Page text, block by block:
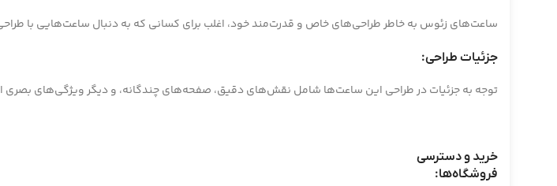
ساعت‌های زئوس به خاطر طراحی‌های خاص و قدرت‌مند خود، اغلب برای کسانی که به دنبال ساعت‌هایی با
جزئیات طراحی:
توجه به جزئیات در طراحی این ساعت‌ها شامل نقش‌های دقیق، صفحه‌های چندگانه، و دیگر ویژگی‌های بصری
خرید و دسترسی
فروشگاه‌ها: